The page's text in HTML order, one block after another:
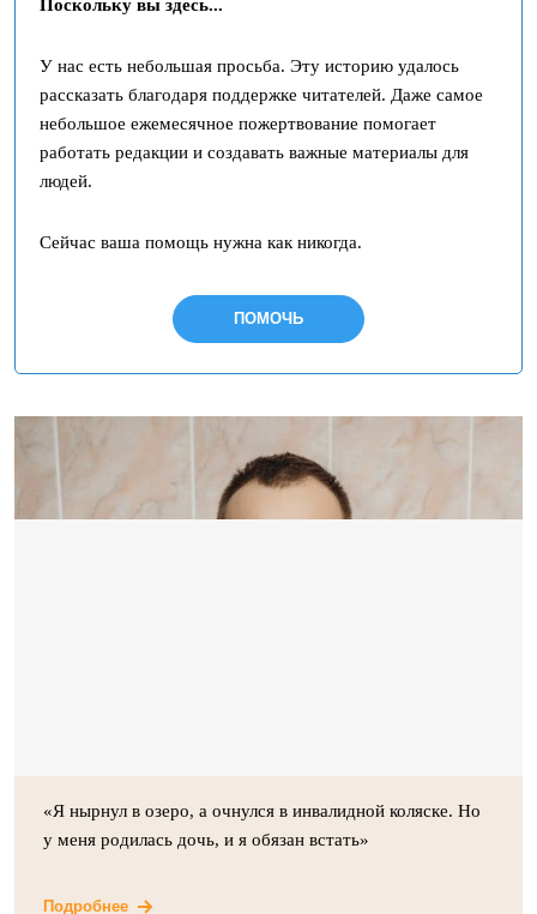
Поскольку вы здесь...
У нас есть небольшая просьба. Эту историю удалось
рассказать благодаря поддержке читателей. Даже самое
небольшое ежемесячное пожертвование помогает
работать редакции и создавать важные материалы для
людей.
Сейчас ваша помощь нужна как никогда.
ПОМОЧЬ
«Я нырнул в озеро, а очнулся в инвалидной коляске. Но
у меня родилась дочь, и я обязан встать»
Подробнее